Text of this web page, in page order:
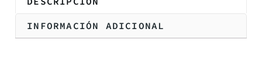
INFORMACIÓN ADICIONAL